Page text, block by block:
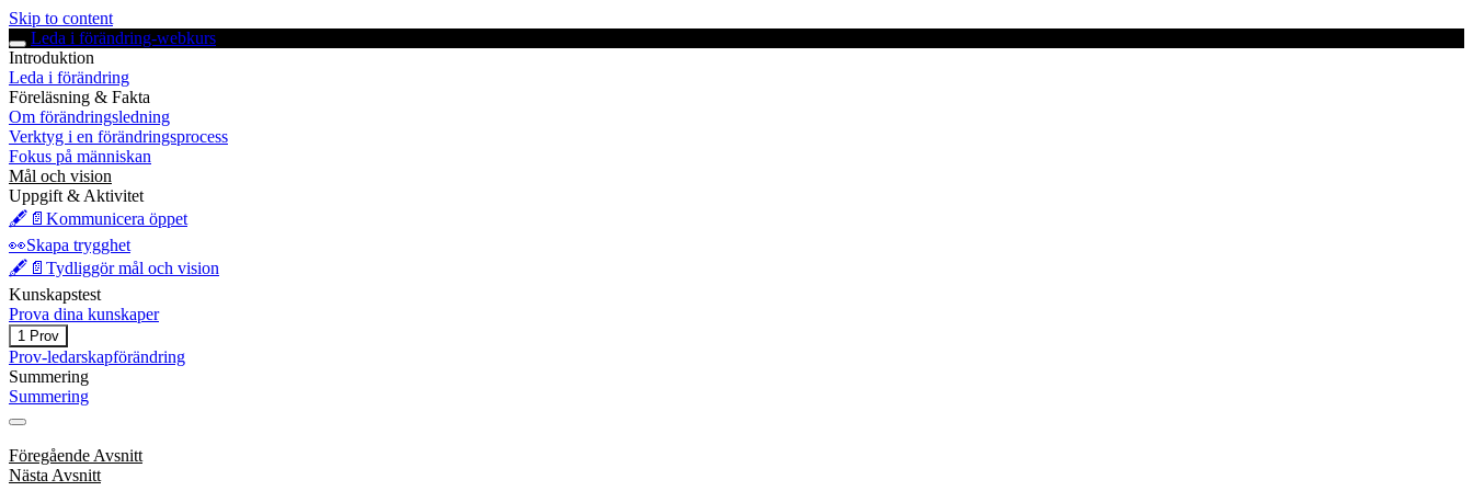
Skip to content
Leda i förändring-webkurs
Introduktion
Leda i förändring
Föreläsning & Fakta
Om förändringsledning
Verktyg i en förändringsprocess
Fokus på människan
Mål och vision
Uppgift & Aktivitet
🖋️📄Kommunicera öppet
👀Skapa trygghet
🖋️📄Tydliggör mål och vision
Kunskapstest
Prova dina kunskaper
Expandera
Prova
dina
kunskaper
1 Prov
Prov-ledarskapförändring
Summering
Summering
Föregående Avsnitt
Nästa Avsnitt